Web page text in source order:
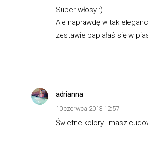
Super włosy :)
Ale naprawdę w tak
zestawie paplałaś się w
adrianna
10 czerwca 2013 12:57
Świetne kolory i masz